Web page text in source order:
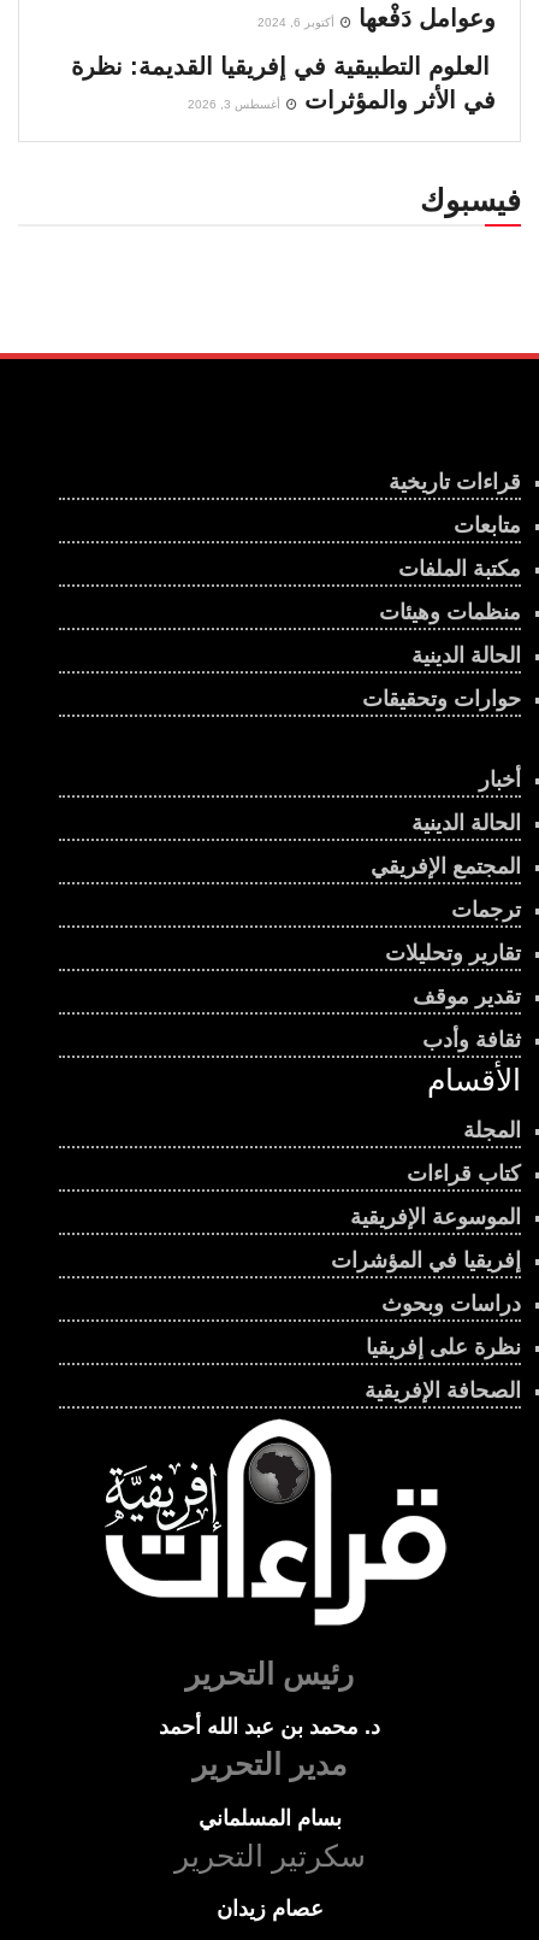
وعوامل دَفْعها
أكتوبر 6, 2024
العلوم التطبيقية في إفريقيا القديمة: نظرة
في الأثر والمؤثرات
أغسطس 3, 2026
فيسبوك
قراءات تاريخية
متابعات
مكتبة الملفات
منظمات وهيئات
الحالة الدينية
حوارات وتحقيقات
أخبار
الحالة الدينية
المجتمع الإفريقي
ترجمات
تقارير وتحليلات
تقدير موقف
ثقافة وأدب
الأقسام
المجلة
كتاب قراءات
الموسوعة الإفريقية
إفريقيا في المؤشرات
دراسات وبحوث
نظرة على إفريقيا
الصحافة الإفريقية
رئيس التحرير
د. محمد بن عبد الله أحمد
مدير التحرير
بسام المسلماني
سكرتير التحرير
عصام زيدان